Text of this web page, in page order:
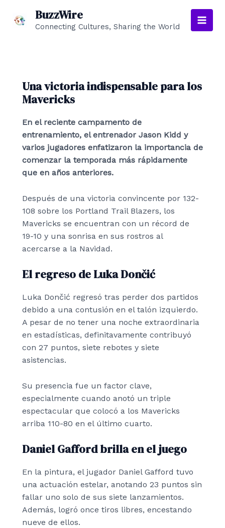
contenido
BuzzWire
Connecting Cultures, Sharing the World
Main
Una victoria indispensable para los
Mavericks
En el reciente campamento de
entrenamiento, el entrenador Jason Kidd y
varios jugadores enfatizaron la importancia de
comenzar la temporada más rápidamente
que en años anteriores.
Después de una victoria convincente por 132-
108 sobre los Portland Trail Blazers, los
Mavericks se encuentran con un récord de
19-10 y una sonrisa en sus rostros al
acercarse a la Navidad.
El regreso de Luka Dončić
Luka Dončić regresó tras perder dos partidos
debido a una contusión en el talón izquierdo.
A pesar de no tener una noche extraordinaria
en estadísticas, definitavamente contribuyó
con 27 puntos, siete rebotes y siete
asistencias.
Su presencia fue un factor clave,
especialmente cuando anotó un triple
espectacular que colocó a los Mavericks
arriba 110-80 en el último cuarto.
Daniel Gafford brilla en el juego
En la pintura, el jugador Daniel Gafford tuvo
una actuación estelar, anotando 23 puntos sin
fallar uno solo de sus siete lanzamientos.
Además, logró once tiros libres, encestando
nueve de ellos.